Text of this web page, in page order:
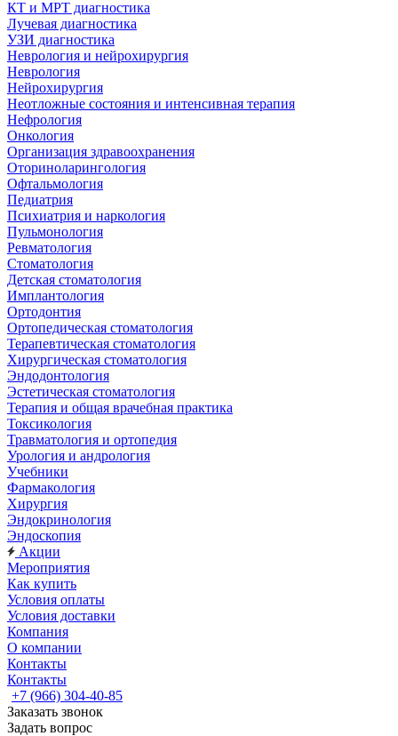
КТ и МРТ диагностика
Лучевая диагностика
УЗИ диагностика
Неврология и нейрохирургия
Неврология
Нейрохирургия
Неотложные состояния и интенсивная терапия
Нефрология
Онкология
Организация здравоохранения
Оториноларингология
Офтальмология
Педиатрия
Психиатрия и наркология
Пульмонология
Ревматология
Стоматология
Детская стоматология
Имплантология
Ортодонтия
Ортопедическая стоматология
Терапевтическая стоматология
Хирургическая стоматология
Эндодонтология
Эстетическая стоматология
Терапия и общая врачебная практика
Токсикология
Травматология и ортопедия
Урология и андрология
Учебники
Фармакология
Хирургия
Эндокринология
Эндоскопия
Акции
Мероприятия
Как купить
Условия оплаты
Условия доставки
Компания
О компании
Контакты
Контакты
+7 (966) 304-40-85
Заказать звонок
Задать вопрос